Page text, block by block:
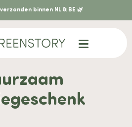
binnen NL & BE 🌿